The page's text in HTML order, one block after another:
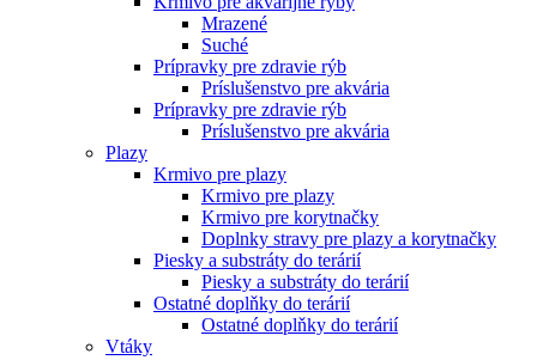
Mrazené
Suché
Prípravky pre zdravie rýb
Príslušenstvo pre akvária
Prípravky pre zdravie rýb
Príslušenstvo pre akvária
Plazy
Krmivo pre plazy
Krmivo pre plazy
Krmivo pre korytnačky
Doplnky stravy pre plazy a korytnačky
Piesky a substráty do terárií
Piesky a substráty do terárií
Ostatné doplňky do terárií
Ostatné doplňky do terárií
Vtáky